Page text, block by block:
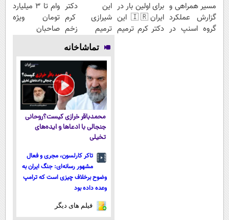
مسیر همراهی و
گزارش عملکرد
گروه اسنپ در
برای اولین بار در
ایران🇮🇷 این
دکتر کرم ترمیم
این دکتر
شیرازی کرم
ترمیم زخم
ایرانی را
ساخت!!!
وام تا ۳ میلیارد
تومان ویژه
صاحبان
حضوری
تماشاخانه
محمدباقر خرازی کیست؟روحانی
جنجالی با ادعاها و ایده‌های
تخیلی
تاکر کارلسون، مجری و فعال
مشهور رسانه‌ای: جنگ ایران به
وضوح برخلاف چیزی است که ترامپ
وعده داده بود
فیلم های دیگر